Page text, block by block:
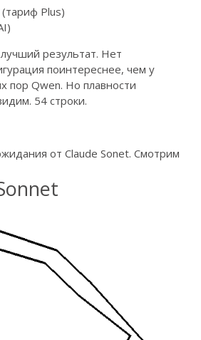
(тариф Plus)
результат. Нет
поинтереснее, чем у
пор Qwen. Но плавности
54 строки.
от Claude Sonet. Смотрим